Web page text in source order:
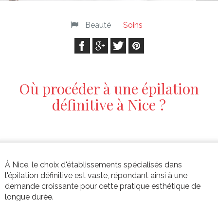
Beauté Soins
Où procéder à une épilation
définitive à Nice ?
À Nice, le choix d'établissements spécialisés dans
l'épilation définitive est vaste, répondant ainsi à une
demande croissante pour cette pratique esthétique de
longue durée.